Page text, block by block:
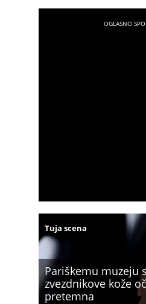
Pariškemu muzeju
zvezdnikove kože
pretemna
Tuja scena